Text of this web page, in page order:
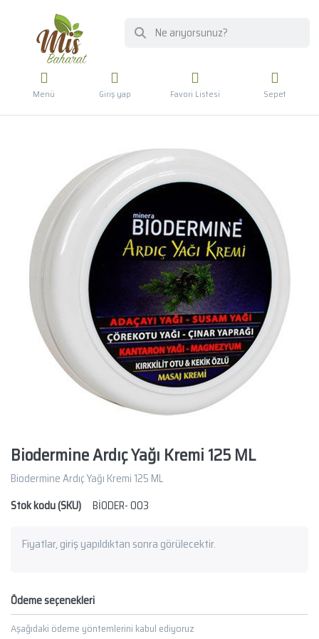
Menü Giriş yap Favori Listesi Sepet
Biodermine Ardıç Yağı Kremi 125 ML
Biodermine Ardıç Yağı Kremi 125 ML
Stok kodu (SKU)
BİODER- 003
Fiyatlar, giriş yapıldıktan sonra görülecektir.
Ödeme seçenekleri
Aşağıdaki ödeme yöntemlerini kabul ediyoruz